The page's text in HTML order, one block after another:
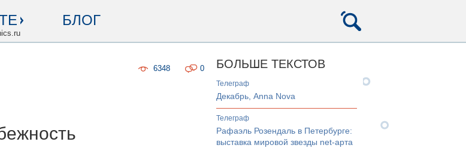
БЛОГ
0
6348 БОЛЬШЕ ТЕКСТОВ
телеграф
Декабрь, Anna Nova
телеграф
Рафаэль Розендаль в Петербурге:
выставка мировой звезды net-арта